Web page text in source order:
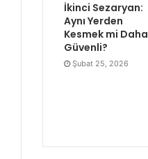
İkinci Sezaryan:
Aynı Yerden
Kesmek mi Daha
Güvenli?
Şubat 25, 2026